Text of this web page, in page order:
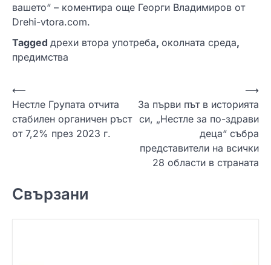
вашето“ – коментира още Георги Владимиров от
Drehi-vtora.com.
Tagged дрехи втора употреба, околната среда,
предимства
Н
а
в
а
ц
⟵
Нестле Групата отчита
стабилен органичен ръст
от 7,2% през 2023 г.
За първи път в историята
си, „Нестле за по-здрави
деца“ събра
представители на всички
28 области в страната
⟶
Свързани